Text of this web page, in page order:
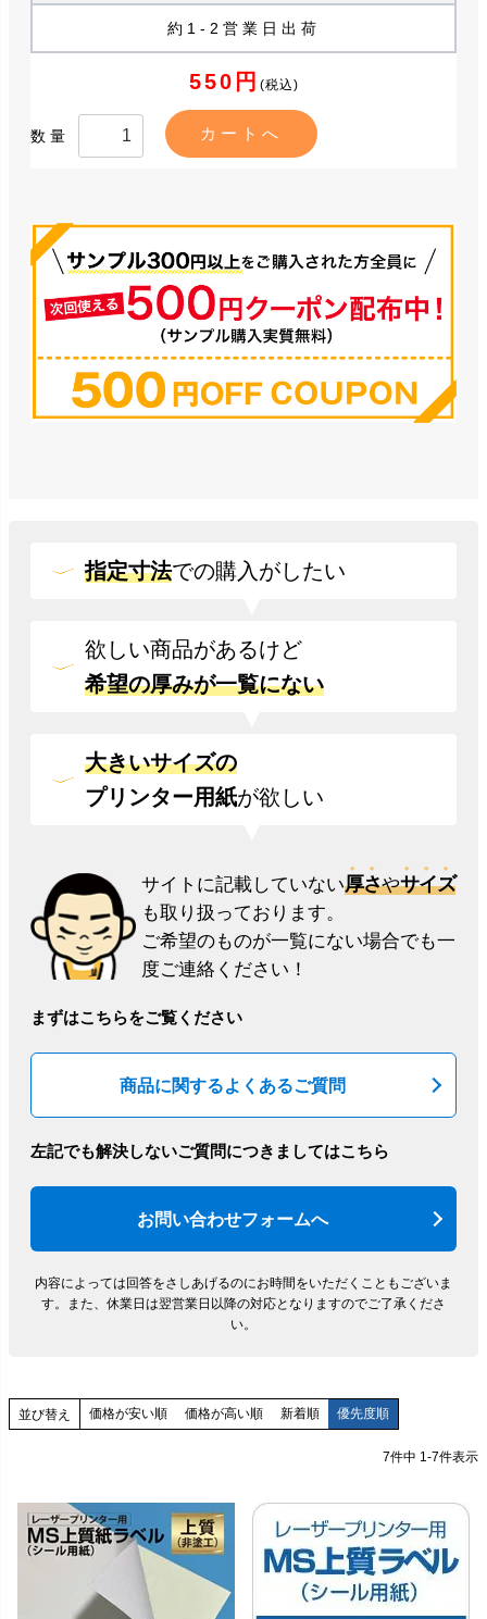
約1-2営業日出荷
550円 (税込)
数量
指定寸法での購入がしたい
欲しい商品があるけど
希望の厚みが一覧にない
大きいサイズの
プリンター用紙が欲しい
サイトに記載していない厚さやサイズ
も取り扱っております。
ご希望のものが一覧にない場合でも一
度ご連絡ください！
まずはこちらをご覧ください
商品に関するよくあるご質問
左記でも解決しないご質問につきましてはこちら
お問い合わせフォームへ
内容によっては回答をさしあげるのにお時間をいただくこともございま
す。
また、休業日は翌営業日以降の対応となりますのでご了承くださ
い。
並び替え 価格が安い順 価格が高い順 新着順 優先度順
7件中 1-7件表示